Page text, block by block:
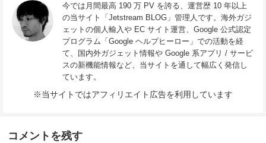
今では月間最高 190 万 PV を誇る、運営歴 10 年以上
の当サイト「Jetstream BLOG」管理人です。海外ガジ
ェットの個人輸入や EC サイト運営、Google 公式認定
プログラム「Google ヘルプヒーロー」での活動を経
て、国内外ガジェット情報や Google 系アプリ / サービ
スの新機能情報など、当サイトを通して幅広く発信し
ています。
※当サイトではアフィリエイト広告を利用しています
コメントを残す